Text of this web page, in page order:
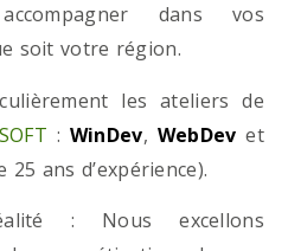
dans vos
soit votre région.
les ateliers de
: WinDev, WebDev et
25 ans d’expérience).
: Nous excellons